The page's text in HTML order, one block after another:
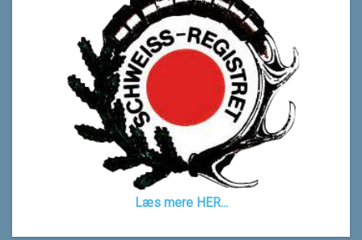
Læs mere HER...